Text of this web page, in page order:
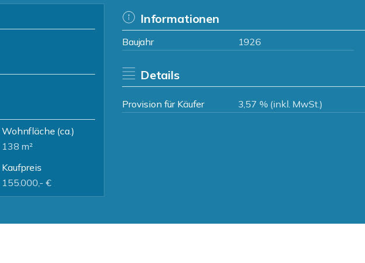
Wohnfläche (ca.)
138 m²
Kaufpreis
155.000,- €
Informationen
Baujahr 1926
Details
Provision für Käufer 3,57 % (inkl. MwSt.)